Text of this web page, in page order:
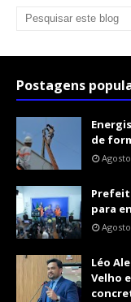
Postagens
de
para
Léo
Velho